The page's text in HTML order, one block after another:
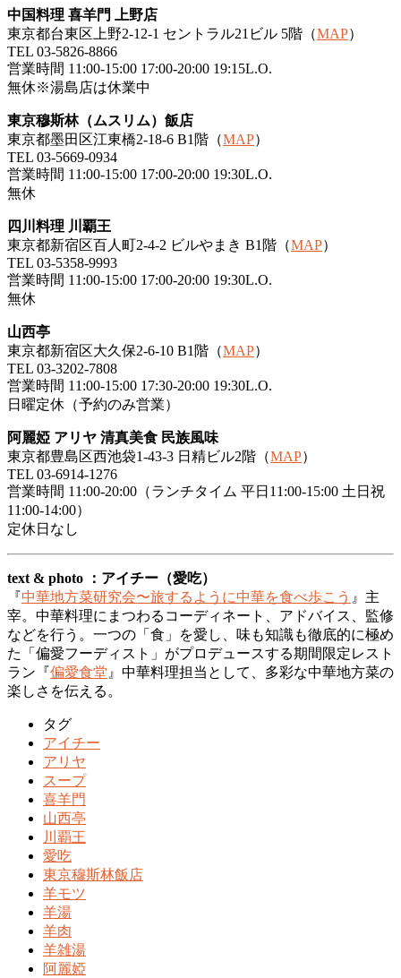
中国料理 喜羊門 上野店
東京都台東区上野2-12-1 セントラル21ビル 5階（MAP）
TEL 03-5826-8866
営業時間 11:00-15:00 17:00-20:00 19:15L.O.
無休※湯島店は休業中
東京穆斯林（ムスリム）飯店
東京都墨田区江東橋2-18-6 B1階（MAP）
TEL 03-5669-0934
営業時間 11:00-15:00 17:00-20:00 19:30L.O.
無休
四川料理 川覇王
東京都新宿区百人町2-4-2 ビルやまき B1階（MAP）
TEL 03-5358-9993
営業時間 11:00-15:00 17:00-20:00 19:30L.O.
無休
山西亭
東京都新宿区大久保2-6-10 B1階（MAP）
TEL 03-3202-7808
営業時間 11:00-15:00 17:30-20:00 19:30L.O.
日曜定休（予約のみ営業）
阿麗婭 アリヤ 清真美食 民族風味
東京都豊島区西池袋1-43-3 日精ビル2階（MAP）
TEL 03-6914-1276
営業時間 11:00-20:00（ランチタイム 平日11:00-15:00 土日祝
11:00-14:00）
定休日なし
text & photo ：アイチー（愛吃）
『中華地方菜研究会〜旅するように中華を食べ歩こう 』主
宰。中華料理にまつわるコーディネート、アドバイス、監修
などを行う。一つの「食」を愛し、味も知識も徹底的に極め
た「偏愛フーディスト」がプロデュースする期間限定レスト
ラン『偏愛食堂 』中華料理担当として、多彩な中華地方菜の
楽しさを伝える。
タグ
アイチー
アリヤ
スープ
喜羊門
山西亭
川覇王
愛吃
東京穆斯林飯店
羊モツ
羊湯
羊肉
羊雑湯
阿麗婭